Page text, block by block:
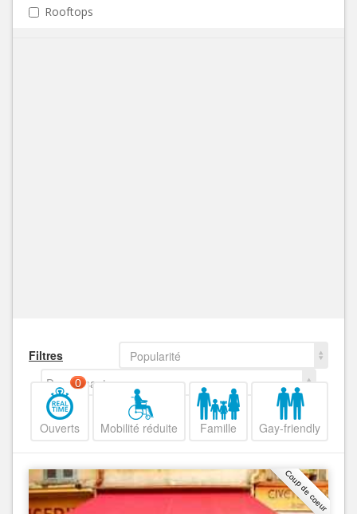
Rooftops
Filtres
Popularité
Decroissant
Ouverts
0
Mobilité réduite Famille Gay-friendly
Coup de coeur